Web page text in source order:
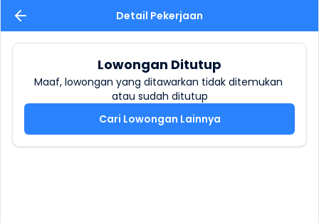
Detail Pekerjaan
Lowongan Ditutup
Maaf, lowongan yang ditawarkan tidak ditemukan
atau sudah ditutup
Cari Lowongan Lainnya